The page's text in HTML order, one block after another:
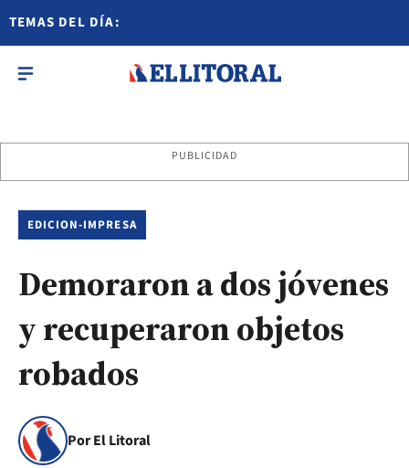
TEMAS DEL DÍA:
PUBLICIDAD
EDICION-IMPRESA
Demoraron a dos jóvenes
y recuperaron objetos
robados
Por El Litoral